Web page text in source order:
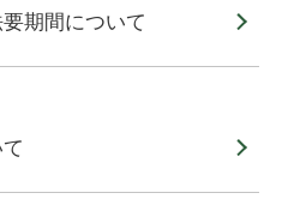
期間について